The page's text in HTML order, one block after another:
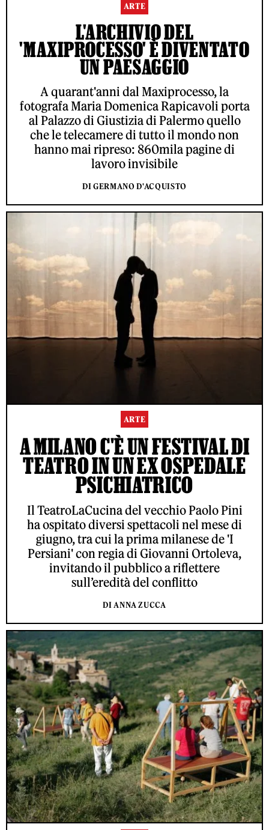
ARTE
L'ARCHIVIO DEL
'MAXIPROCESSO' È DIVENTATO
UN PAESAGGIO
A quarant'anni dal Maxiprocesso, la
fotografa Maria Domenica Rapicavoli porta
al Palazzo di Giustizia di Palermo quello
che le telecamere di tutto il mondo non
hanno mai ripreso: 860mila pagine di
lavoro invisibile
DI GERMANO D'ACQUISTO
ARTE
A MILANO C'È UN FESTIVAL DI
TEATRO IN UN EX OSPEDALE
PSICHIATRICO
Il TeatroLaCucina del vecchio Paolo Pini
ha ospitato diversi spettacoli nel mese di
giugno, tra cui la prima milanese de 'I
Persiani' con regia di Giovanni Ortoleva,
invitando il pubblico a riflettere
sull’eredità del conflitto
DI ANNA ZUCCA